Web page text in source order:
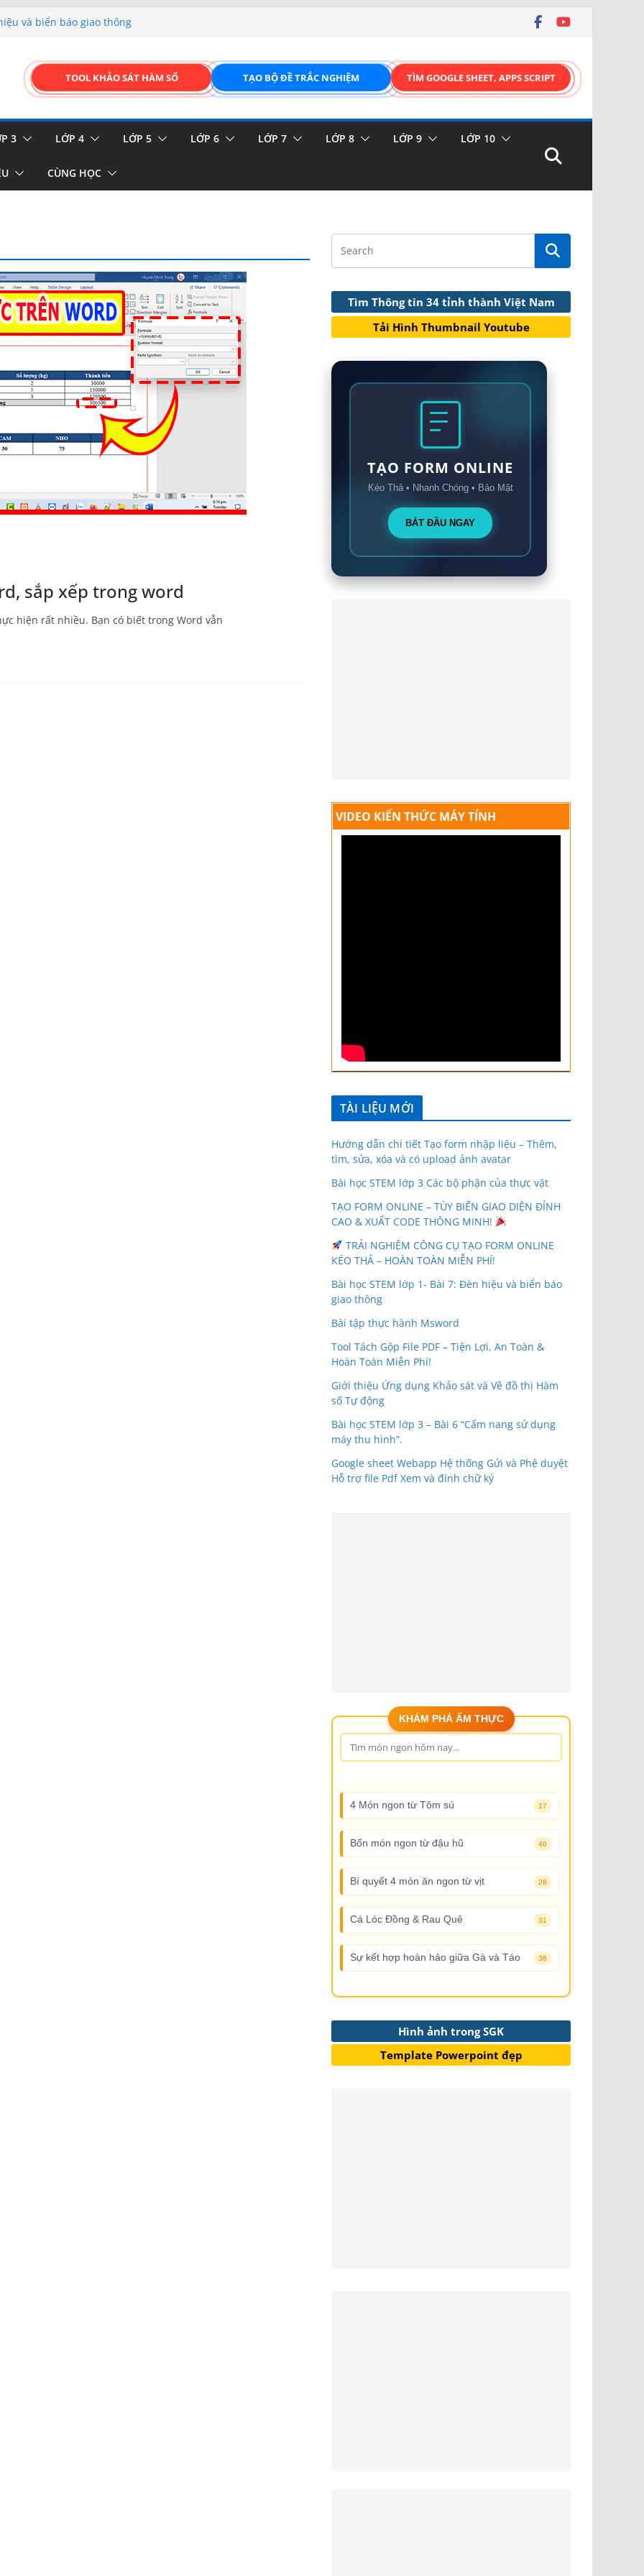
và biển báo giao thông
của thực vật
DIỆN ĐỈNH CAO &
TOOL KHẢO SÁT HÀM SỐ TẠO BỘ ĐỀ TRẮC NGHIỆM TÌM GOOGLE SHEET, APPS SCRIPT
3 LỚP 4 LỚP 5 LỚP 6 LỚP 7 LỚP 8 LỚP 9 LỚP 10
CÙNG HỌC
sắp xếp trong word
hiện rất nhiều. Bạn có biết trong Word vẫn
Tìm Thông tin 34 tỉnh thành Việt Nam
Tải Hình Thumbnail Youtube
TẠO FORM ONLINE
Kéo Thả • Nhanh Chóng • Bảo Mật
BẮT ĐẦU NGAY
VIDEO KIẾN THỨC MÁY TÍNH
TÀI LIỆU MỚI
Hướng dẫn chi tiết Tạo form nhập liệu – Thêm,
tìm, sửa, xóa và có upload ảnh avatar
Bài học STEM lớp 3 Các bộ phận của thực vật
TẠO FORM ONLINE – TÙY BIẾN GIAO DIỆN ĐỈNH
CAO & XUẤT CODE THÔNG MINH!
TRẢI NGHIỆM CÔNG CỤ TẠO FORM ONLINE
KÉO THẢ – HOÀN TOÀN MIỄN PHÍ!
Bài học STEM lớp 1- Bài 7: Đèn hiệu và biển báo
giao thông
Bài tập thực hành Msword
Tool Tách Gộp File PDF – Tiện Lợi, An Toàn &
Hoàn Toàn Miễn Phí!
Giới thiệu Ứng dụng Khảo sát và Vẽ đồ thị Hàm
số Tự động
Bài học STEM lớp 3 – Bài 6 “Cẩm nang sử dụng
máy thu hình”.
Google sheet Webapp Hệ thống Gửi và Phê duyệt
Hỗ trợ file Pdf Xem và đính chữ ký
KHÁM PHÁ ẨM THỰC
4 Món ngon từ Tôm sú 17
Bốn món ngon từ đậu hũ 46
Bí quyết 4 món ăn ngon từ vịt 28
Cá Lóc Đồng & Rau Quê 31
Sự kết hợp hoàn hảo giữa Gà và Táo 38
Hình ảnh trong SGK
Template Powerpoint đẹp